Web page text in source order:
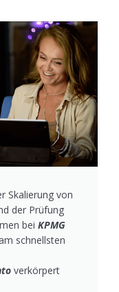
Skalierung von
der Prüfung
bei KPMG
schnellsten
verkörpert